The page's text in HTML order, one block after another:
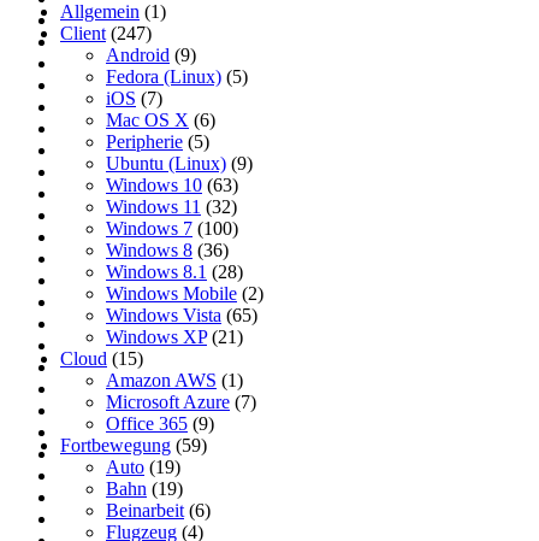
Allgemein (1)
Client(247)
Android (9)
Fedora (Linux) (5)
iOS (7)
Mac OS X (6)
Peripherie (5)
Ubuntu (Linux) (9)
Windows 10 (63)
Windows 11 (32)
Windows 7 (100)
Windows 8 (36)
Windows 8.1 (28)
Windows Mobile (2)
Windows Vista (65)
Windows XP(21)
Cloud (15)
Amazon AWS (1)
Microsoft Azure (7)
Office 365 (9)
Fortbewegung (59)
Auto (19)
Bahn (19)
Beinarbeit(6)
Flugzeug (4)